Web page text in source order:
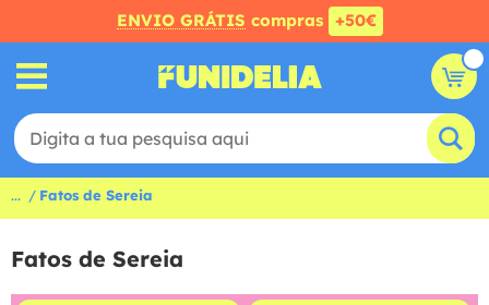
ENVIO GRÁTIS compras +50€
... Fatos de Sereia
Fatos de Sereia